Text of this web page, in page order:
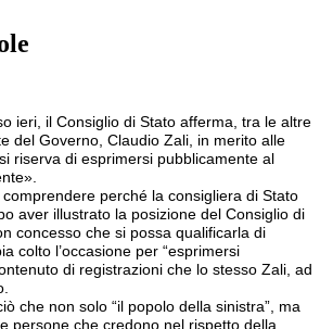
ieri, il Consiglio di Stato afferma, tra le altre
del Governo, Claudio Zali, in merito alle
riserva di esprimersi pubblicamente al
perché la consigliera di Stato
aver illustrato la posizione del Consiglio di
concesso che si possa qualificarla di
colto l’occasione per “esprimersi
di registrazioni che lo stesso Zali, ad
che non solo “il popolo della sinistra”, ma
persone che credono nel rispetto della